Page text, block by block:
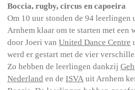
Boccia, rugby, circus en capoeira
Om 10 uur stonden de 94 leerlingen
Arnhem klaar om te starten met een
door Joeri van United Dance Centre
werd er gestart met de vier
Zo hebben de leerlingen dankzij
Nederland en de ISVA uit Arnhem